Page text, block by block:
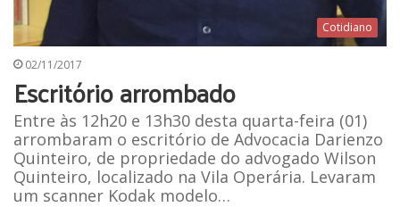
Cotidiano
02/11/2017
Escritório arrombado
Entre às 12h20 e 13h30 desta quarta-feira (01)
arrombaram o escritório de Advocacia Darienzo
Quinteiro, de propriedade do advogado Wilson
Quinteiro, localizado na Vila Operária. Levaram
um scanner Kodak modelo…